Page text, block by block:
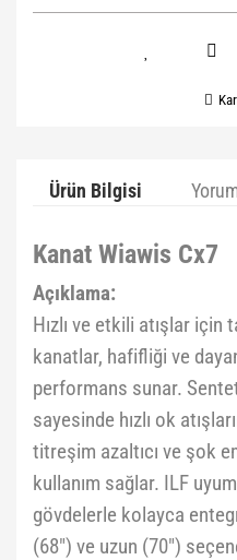
Ürün Bilgisi
Kanat Wiawis Cx7
Açıklama:
Hızlı ve etkili atışlar
kanatlar, hafifliği ve
performans sunar.
sayesinde hızlı ok
titreşim azaltıcı ve şok
kullanım sağlar. ILF
gövdelerle kolayca
(68") ve uzun (70")